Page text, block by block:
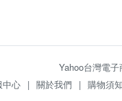
Yahoo台灣電
中心 | 關於我們 | 購物須知